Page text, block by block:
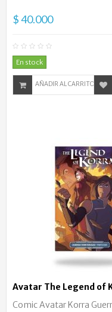
$ 40.000
En stock
AÑADIR AL CARRITO
Avatar The Legend of
Comic Avatar Korra